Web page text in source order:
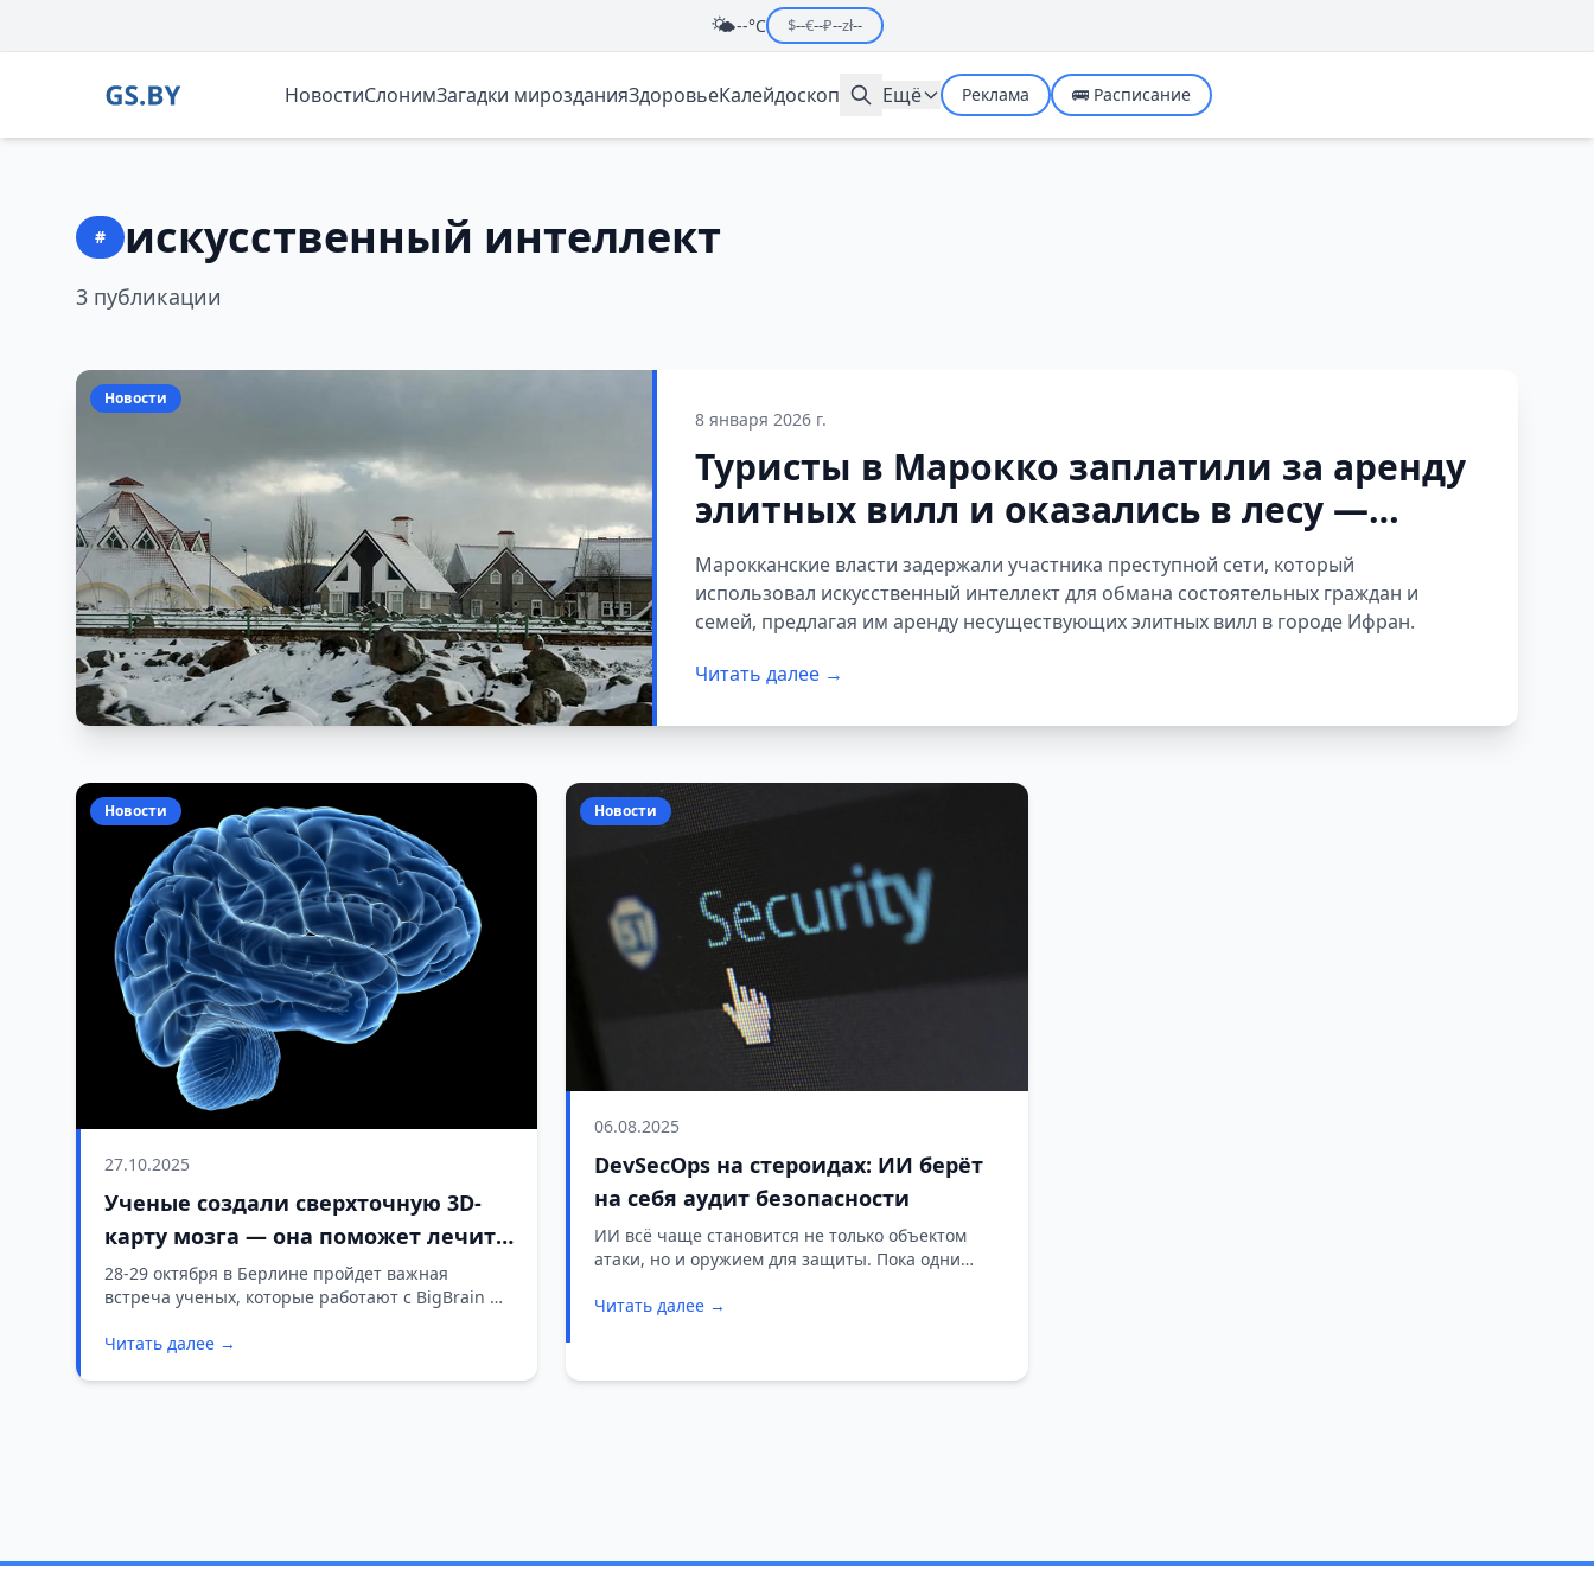
🌤️--°C $--€--₽--zł--
НовостиСлонимЗагадки мирозданияЗдоровьеКалейдоскоп Ещё Реклама 🚌 Расписание
# искусственный интеллект
3 публикации
Новости
8 января 2026 г.
Туристы в Марокко заплатили за аренду
элитных вилл и оказались в лесу —
жильё было сгенерировано ИИ
Марокканские власти задержали участника преступной сети, который
использовал искусственный интеллект для обмана состоятельных граждан и
семей, предлагая им аренду несуществующих элитных вилл в городе Ифран.
Читать далее →
Новости
27.10.2025
Ученые создали сверхточную 3D-
карту мозга — она поможет лечить
Альцгеймер и другие болезни
28-29 октября в Берлине пройдет важная
встреча ученых, которые работают с BigBrain —
человеческого мозга. Это событие может
Читать далее →
Новости
06.08.2025
DevSecOps на стероидах: ИИ берёт
на себя аудит безопасности
ИИ всё чаще становится не только объектом
атаки, но и оружием для защиты. Пока одни
написания эксплойтов, другие — для поиска и
Читать далее →